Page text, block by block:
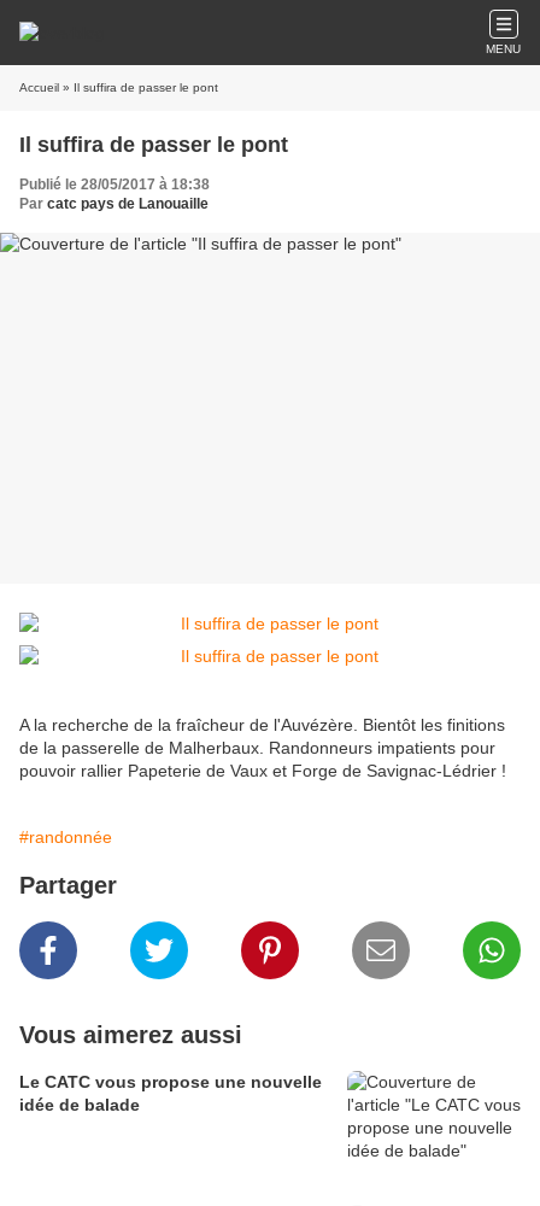
MENU
Accueil » Il suffira de passer le pont
Il suffira de passer le pont
Publié le 28/05/2017 à 18:38
Par catc pays de Lanouaille
A la recherche de la fraîcheur de l'Auvézère. Bientôt les finitions
de la passerelle de Malherbaux. Randonneurs impatients pour
pouvoir rallier Papeterie de Vaux et Forge de Savignac-Lédrier !
#randonnée
Partager
Vous aimerez aussi
Le CATC vous propose une nouvelle
idée de balade